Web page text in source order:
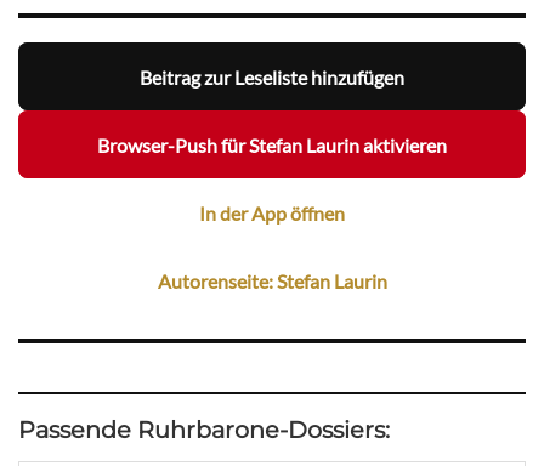
Beitrag zur Leseliste hinzufügen
Browser-Push für Stefan Laurin aktivieren
In der App öffnen
Autorenseite: Stefan Laurin
Passende Ruhrbarone-Dossiers: